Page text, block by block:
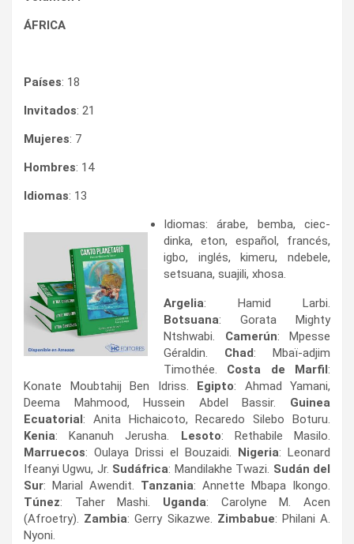
ÁFRICA
Países: 18
Invitados: 21
Mujeres: 7
Hombres: 14
Idiomas: 13
Idiomas: árabe, bemba, ciec-
dinka, eton, español, francés,
igbo, inglés, kimeru, ndebele,
setsuana, suajili, xhosa.
Argelia: Hamid Larbi.
Botsuana: Gorata Mighty
Ntshwabi. Camerún: Mpesse
Géraldin. Chad: Mbaï-adjim
Timothée. Costa de Marfil:
Konate Moubtahij Ben Idriss. Egipto: Ahmad Yamani,
Deema Mahmood, Hussein Abdel Bassir. Guinea
Ecuatorial: Anita Hichaicoto, Recaredo Silebo Boturu.
Kenia: Kananuh Jerusha. Lesoto: Rethabile Masilo.
Marruecos: Oulaya Drissi el Bouzaidi. Nigeria: Leonard
Ifeanyi Ugwu, Jr. Sudáfrica: Mandilakhe Twazi. Sudán del
Sur: Marial Awendit. Tanzania: Annette Mbapa Ikongo.
Túnez: Taher Mashi. Uganda: Carolyne M. Acen
(Afroetry). Zambia: Gerry Sikazwe. Zimbabue: Philani A.
Nyoni.